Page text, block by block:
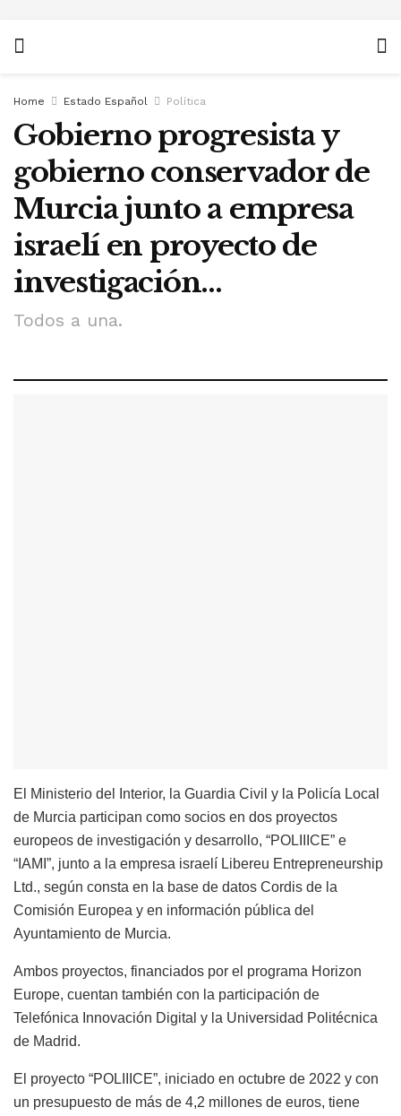
Home Estado Español Política
Gobierno progresista y
gobierno conservador de
Murcia junto a empresa
israelí en proyecto de
investigación…
Todos a una.
El Ministerio del Interior, la Guardia Civil y la Policía Local
de Murcia participan como socios en dos proyectos
europeos de investigación y desarrollo, “POLIIICE” e
“IAMI”, junto a la empresa israelí Libereu Entrepreneurship
Ltd., según consta en la base de datos Cordis de la
Comisión Europea y en información pública del
Ayuntamiento de Murcia.
Ambos proyectos, financiados por el programa Horizon
Europe, cuentan también con la participación de
Telefónica Innovación Digital y la Universidad Politécnica
de Madrid.
El proyecto “POLIIICE”, iniciado en octubre de 2022 y con
un presupuesto de más de 4,2 millones de euros, tiene